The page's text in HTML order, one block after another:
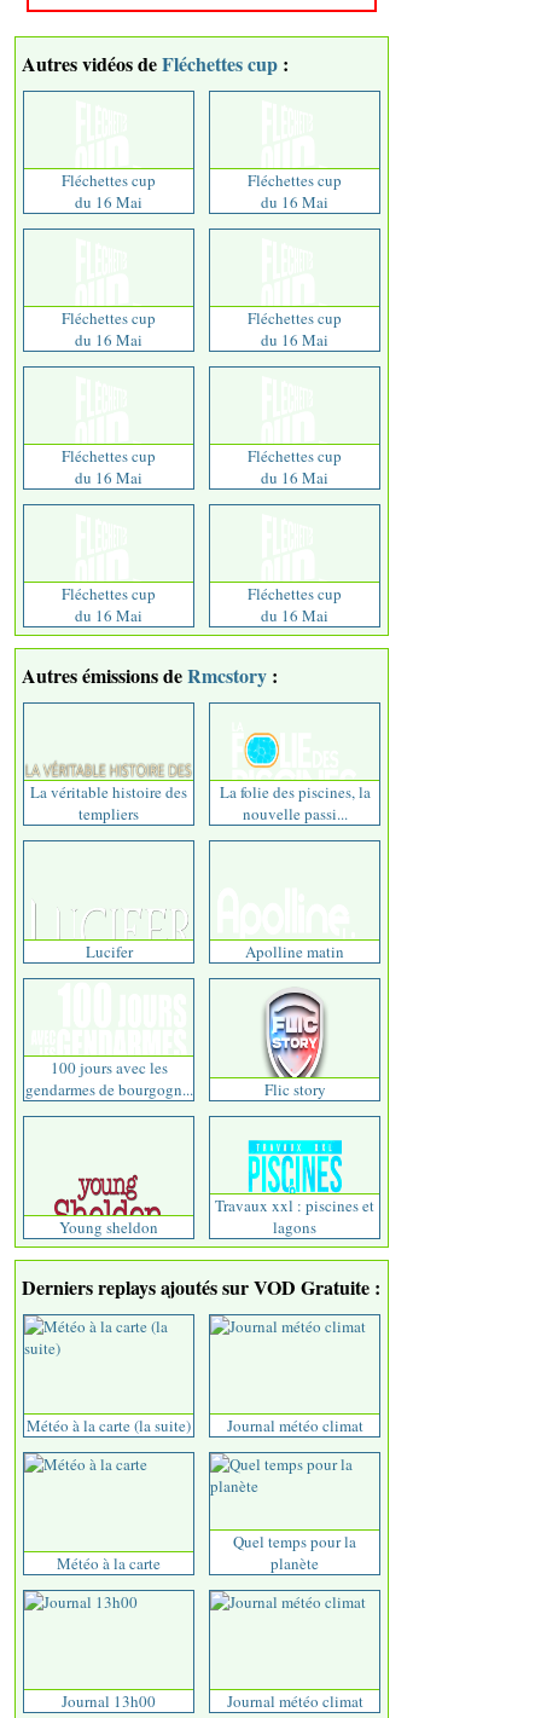
Autres vidéos deFléchettes cup :
Fléchettes cup
du 16 Mai
Fléchettes cup
du 16 Mai
Fléchettes cup
du 16 Mai
Fléchettes cup
du 16 Mai
Fléchettes cup
du 16 Mai
Fléchettes cup
du 16 Mai
Fléchettes cup
du 16 Mai
Fléchettes cup
du 16 Mai
Autres émissions deRmcstory :
La véritable histoire des
templiers
La folie des piscines, la
nouvelle passi...
Lucifer Apolline matin
100 jours avec les
gendarmes de bourgogn...
Flic story
Young sheldon
Travaux xxl : piscines et
lagons
Derniers replays ajoutés sur VOD Gratuite :
Météo à la carte (la suite) Journal météo climat
Météo à la carte
Quel temps pour la
planète
Journal 13h00 Journal météo climat